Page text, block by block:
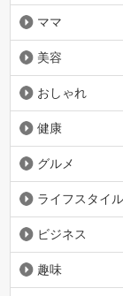
ママ
美容
おしゃれ
健康
グルメ
ライフスタイル
ビジネス
趣味